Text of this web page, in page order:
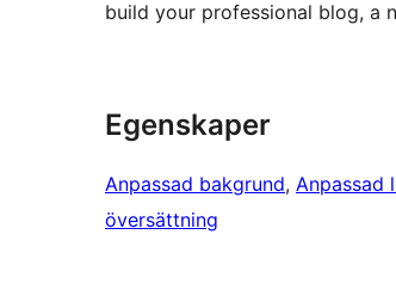
build your professional blog, a
Egenskaper
Anpassad bakgrund, Anpassad
översättning